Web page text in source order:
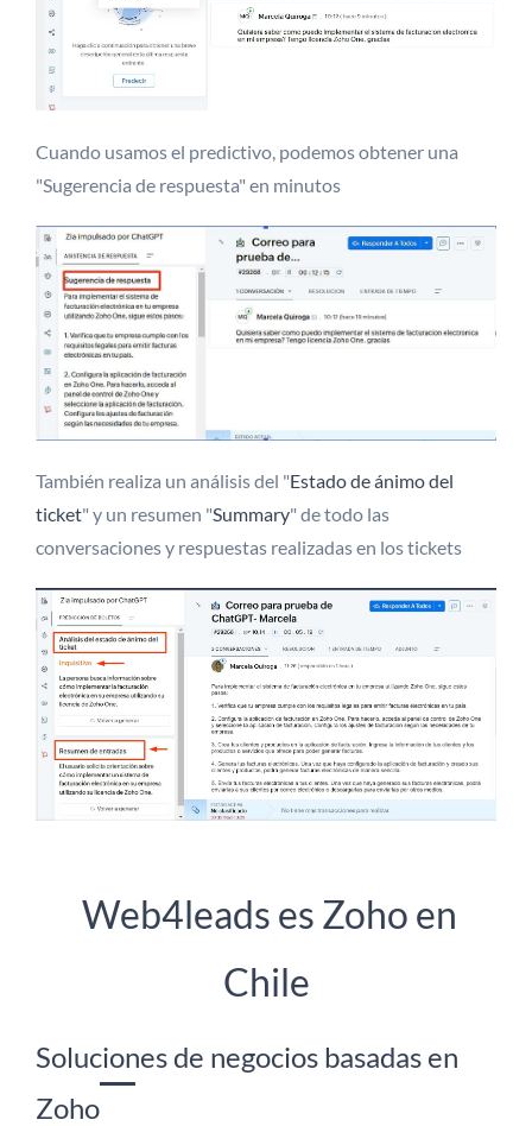
Cuando usamos el predictivo, podemos obtener una
"Sugerencia de respuesta" en minutos
También realiza un análisis del "Estado de ánimo del
ticket" y un resumen "Summary" de todo las
conversaciones y respuestas realizadas en los tickets
Web4leads es Zoho en
Chile
Soluciones de negocios basadas en
Zoho